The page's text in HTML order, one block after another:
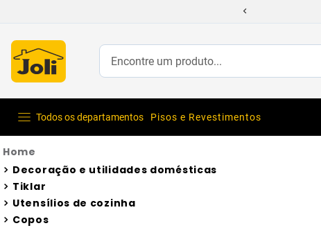
Encontre um produto...
Todos os departamentos Pisos e Revestimentos
Decoração e utilidades domésticas
Tiklar
Utensílios de cozinha
Copos